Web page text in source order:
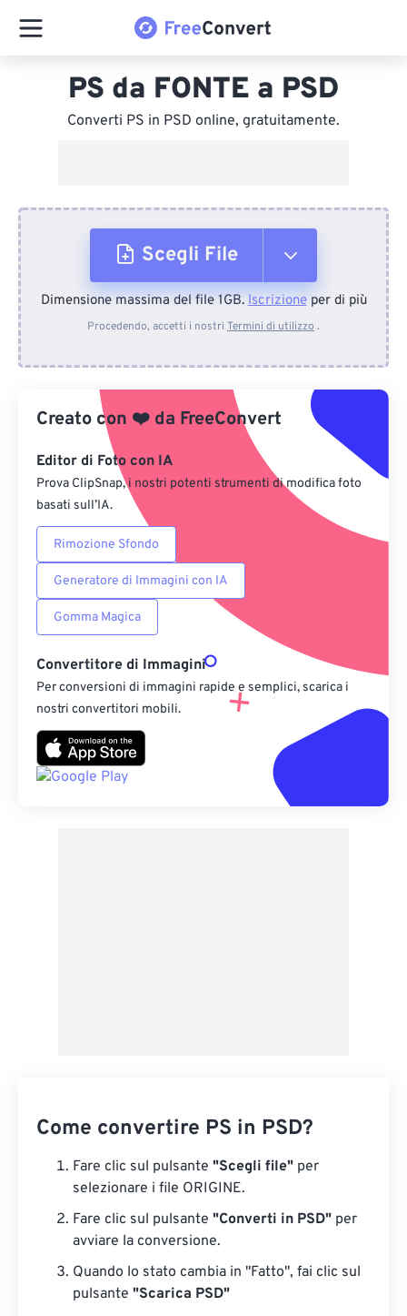
PS da FONTE a PSD
Converti PS in PSD online, gratuitamente.
Scegli File
Dal dispositivo
Da Google Drive
Dall'URL
Dimensione massima del file 1GB.Iscrizioneper di più
Procedendo, accetti i nostri Termini di utilizzo .
Creato con ❤️ da FreeConvert
Editor di Foto con IA
Prova ClipSnap, i nostri potenti strumenti di modifica foto
basati sull’IA.
Rimozione Sfondo
Generatore di Immagini con IA
Gomma Magica
Convertitore di Immagini
Per conversioni di immagini rapide e semplici, scarica i
nostri convertitori mobili.
Come convertire PS in PSD?
Fare clic sul pulsante "Scegli file" per
selezionare i file ORIGINE.
Fare clic sul pulsante "Converti in PSD" per
avviare la conversione.
Quando lo stato cambia in "Fatto", fai clic sul
pulsante "Scarica PSD"